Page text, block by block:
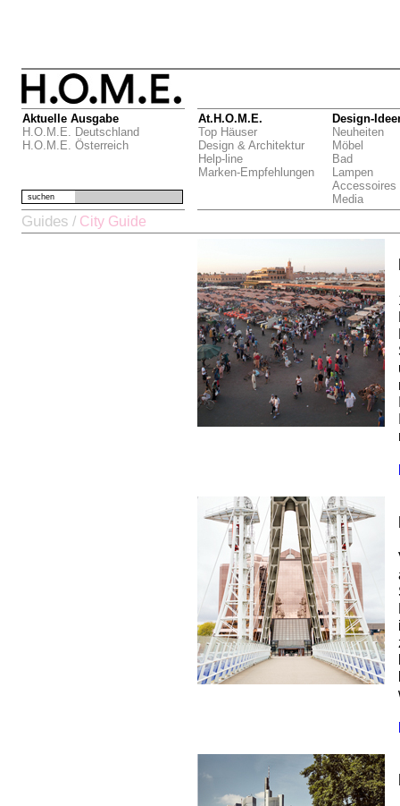
Aktuelle Ausgabe
H.O.M.E. Deutschland
H.O.M.E. Österreich
At.H.O.M.E.
Top Häuser
Design & Architektur
Help-line
Marken-Empfehlungen
Design-
Neuheiten
Möbel
Bad
Lampen
Accessoires
Media
suchen
Guides / City Guide